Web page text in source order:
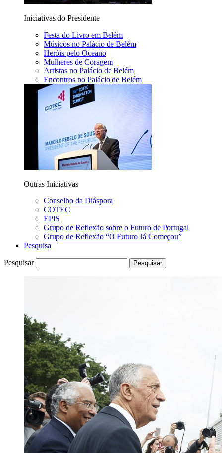
Iniciativas do Presidente
Festa do Livro em Belém
Músicos no Palácio de Belém
Heróis pelo Oceano
Mulheres de Coragem
Artistas no Palácio de Belém
Encontros no Palácio de Belém
Outras Iniciativas
Conselho da Diáspora
COTEC
EPIS
Grupo de Reflexão sobre o Futuro de Portugal
Grupo de Reflexão “O Futuro Já Começou”
Pesquisa
Pesquisar Pesquisar